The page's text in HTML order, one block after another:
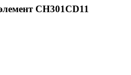
CH301CD11